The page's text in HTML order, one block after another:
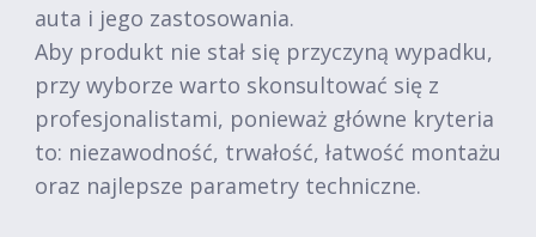
auta i jego zastosowania.
Aby produkt nie stał się przyczyną wypadku,
przy wyborze warto skonsultować się z
profesjonalistami, ponieważ główne kryteria
to: niezawodność, trwałość, łatwość montażu
oraz najlepsze parametry techniczne.